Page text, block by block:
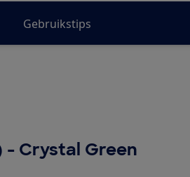
Gebruikstips
- Crystal Green